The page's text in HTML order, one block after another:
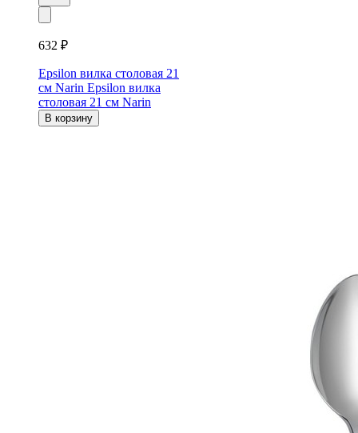
632 ₽
Epsilon вилка столовая 21
см Narin Epsilon вилка
столовая 21 см Narin
В корзину